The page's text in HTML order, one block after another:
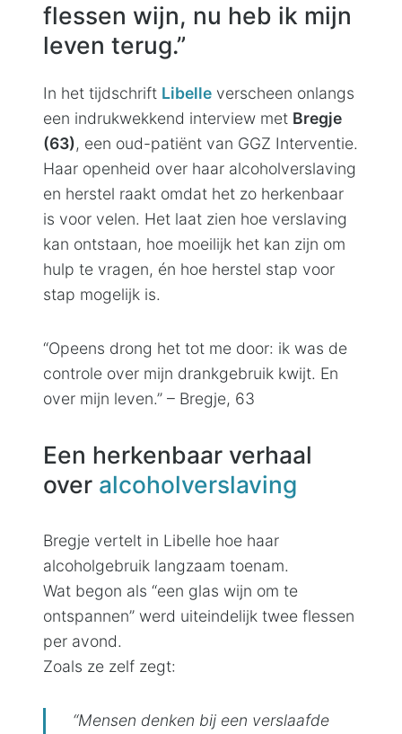
flessen wijn, nu heb ik mijn
leven terug.”
In het tijdschrift Libelle verscheen onlangs
een indrukwekkend interview met Bregje
(63), een oud-patiënt van GGZ Interventie.
Haar openheid over haar alcoholverslaving
en herstel raakt omdat het zo herkenbaar
is voor velen. Het laat zien hoe verslaving
kan ontstaan, hoe moeilijk het kan zijn om
hulp te vragen, én hoe herstel stap voor
stap mogelijk is.
“Opeens drong het tot me door: ik was de
controle over mijn drankgebruik kwijt. En
over mijn leven.” – Bregje, 63
Een herkenbaar verhaal
over alcoholverslaving
Bregje vertelt in Libelle hoe haar
alcoholgebruik langzaam toenam.
Wat begon als “een glas wijn om te
ontspannen” werd uiteindelijk twee flessen
per avond.
Zoals ze zelf zegt:
“Mensen denken bij een verslaafde